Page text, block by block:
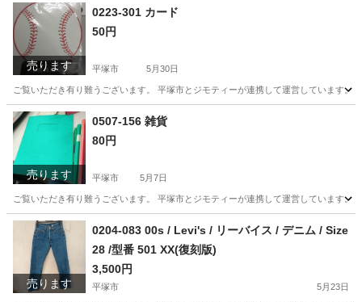
神奈川 平塚市 リユース
売ります
0223-301 カード
50円
平塚市 5月30日
ご覧いただき有り難うございます。 平塚市とジモティーが連携して運営しています
神奈川 平塚市 生活雑貨
売ります
0507-156 雑貨
80円
平塚市 5月7日
ご覧いただき有り難うございます。 平塚市とジモティーが連携して運営していま
神奈川 平塚市
売ります
0204-083 00s / Levi's / リーバイス / デニム / Size
28 /型番 501 XX(復刻版)
3,500円
平塚市 5月23日